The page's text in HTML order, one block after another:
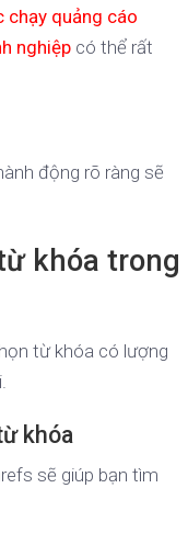
chạy quảng cáo
nghiệp có thể rất
động rõ ràng sẽ
khóa trong
từ khóa có lượng
khóa
sẽ giúp bạn tìm